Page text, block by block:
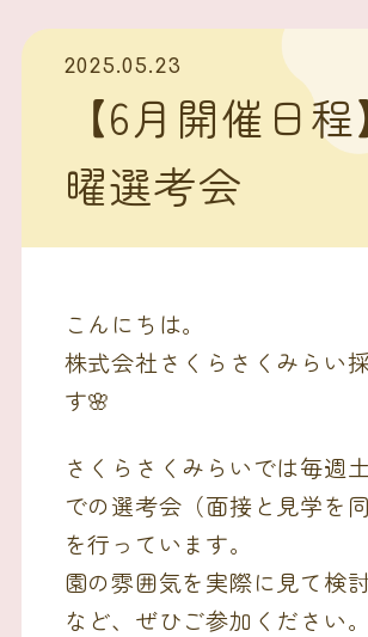
2025.05.23
【6月開催日
曜選考会
こんにちは。
株式会社さくらさくみらい
す🌸
さくらさくみらいでは毎週
での選考会（面接と見学を同
を行っています。
園の雰囲気を実際に見て検
など、ぜひご参加ください。